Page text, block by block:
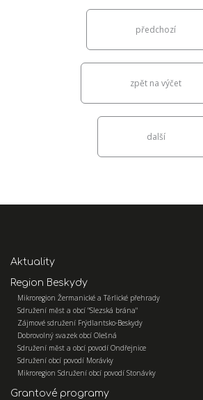
předchozí
zpět na výčet
další
Aktuality
Region Beskydy
Mikroregion Žermanické a Těrlické přehrady
Sdružení měst a obcí "Slezská brána"
Zájmové sdružení Frýdlantsko-Beskydy
Dobrovolný svazek obcí Olešná
Sdružení měst a obcí povodí Ondřejnice
Sdružení obcí povodí Morávky
Mikroregion Sdružení obcí povodí Stonávky
Grantové programy